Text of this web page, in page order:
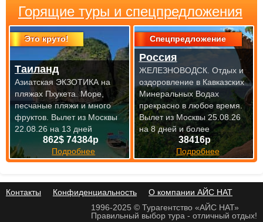
Горящие туры и спецпредложения
Это круто!
862$ 74384р
Подробнее
Таиланд
Азиатская ЭКЗОТИКА на
пляжах Пхукета. Море,
песчаные пляжи и много
фруктов. Вылет из Москвы
22.08.26 на 13 дней
Спецпредложение
38416р
Подробнее
Россия
ЖЕЛЕЗНОВОДСК. Отдых и
оздоровление в Кавказских
Минеральных Водах
прекрасно в любое время.
Вылет из Москвы 25.08.26
на 8 дней и более
Контакты Конфиденциальность
О компании АЙС НАТ
1996-2025 © Турагентство «АЙС НАТ»
Правильный выбор тура - отличный отдых!